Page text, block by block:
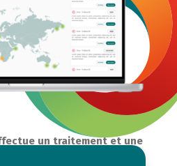
un traitement et une
en 5 étapes :